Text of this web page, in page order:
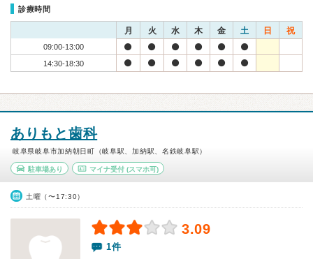
診療時間
月 火 水 木 金 土 日 祝
09:00-13:00
14:30-18:30
ありもと歯科
岐阜県岐阜市加納朝日町（岐阜駅、加納駅、名鉄岐阜駅）
駐車場あり マイナ受付(スマホ可)
土曜（〜17:30）
3.09
1件